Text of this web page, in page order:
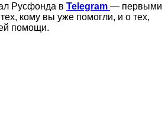
Русфонда в Telegram — первыми
кому вы уже помогли, и о тех,
помощи.